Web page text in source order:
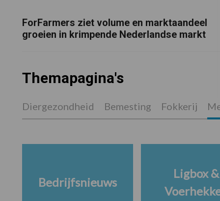
ForFarmers ziet volume en marktaandeel
groeien in krimpende Nederlandse markt
Themapagina's
Diergezondheid Bemesting Fokkerij
Bedrijfsnieuws
Ligbox &